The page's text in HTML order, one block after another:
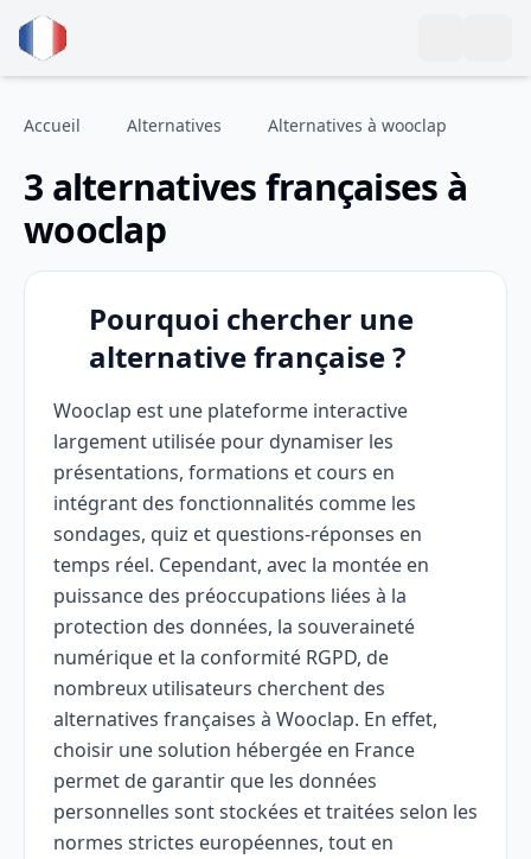
Accueil Alternatives Alternatives à wooclap
3 alternatives françaises à
wooclap
Pourquoi chercher une
alternative française ?
Wooclap est une plateforme interactive
largement utilisée pour dynamiser les
présentations, formations et cours en
intégrant des fonctionnalités comme les
sondages, quiz et questions-réponses en
temps réel. Cependant, avec la montée en
puissance des préoccupations liées à la
protection des données, la souveraineté
numérique et la conformité RGPD, de
nombreux utilisateurs cherchent des
alternatives françaises à Wooclap. En effet,
choisir une solution hébergée en France
permet de garantir que les données
personnelles sont stockées et traitées selon les
normes strictes européennes, tout en